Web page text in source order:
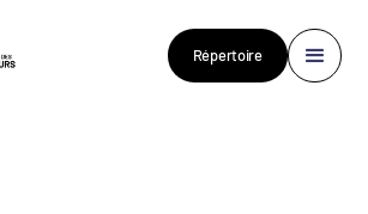
Répertoire